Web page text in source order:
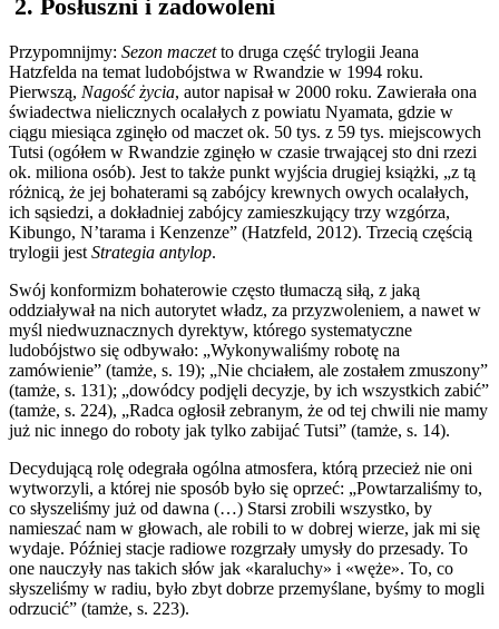
2. Posłuszni i zadowoleni
Przypomnijmy: Sezon maczetto druga część trylogii Jeana
Hatzfelda na temat ludobójstwa w Rwandzie w 1994 roku.
Pierwszą, Nagość życia, autor napisał w 2000 roku. Zawierała ona
świadectwa nielicznych ocalałych z powiatu Nyamata, gdzie w
ciągu miesiąca zginęło od maczet ok. 50 tys. z 59 tys. miejscowych
Tutsi (ogółem w Rwandzie zginęło w czasie trwającej sto dni rzezi
ok. miliona osób). Jest to także punkt wyjścia drugiej książki, „z tą
różnicą, że jej bohaterami są zabójcy krewnych owych ocalałych,
ich sąsiedzi, a dokładniej zabójcy zamieszkujący trzy wzgórza,
Kibungo, N’tarama i Kenzenze” (Hatzfeld, 2012). Trzecią częścią
trylogii jest Strategia antylop.
Swój konformizm bohaterowie często tłumaczą siłą, z jaką
oddziaływał na nich autorytet władz, za przyzwoleniem, a nawet w
myśl niedwuznacznych dyrektyw, którego systematyczne
ludobójstwo się odbywało: „Wykonywaliśmy robotę na
zamówienie” (tamże, s. 19); „Nie chciałem, ale zostałem zmuszony”
(tamże, s. 131); „dowódcy podjęli decyzje, by ich wszystkich zabić”
(tamże, s. 224), „Radca ogłosił zebranym, że od tej chwili nie mamy
już nic innego do roboty jak tylko zabijać Tutsi” (tamże, s. 14).
Decydującą rolę odegrała ogólna atmosfera, którą przecież nie oni
wytworzyli, a której nie sposób było się oprzeć: „Powtarzaliśmy to,
co słyszeliśmy już od dawna (…) Starsi zrobili wszystko, by
namieszać nam w głowach, ale robili to w dobrej wierze, jak mi się
wydaje. Później stacje radiowe rozgrzały umysły do przesady. To
one nauczyły nas takich słów jak «karaluchy» i «węże». To, co
słyszeliśmy w radiu, było zbyt dobrze przemyślane, byśmy to mogli
odrzucić” (tamże, s. 223).